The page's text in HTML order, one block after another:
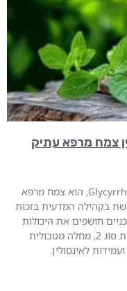
צמח מרפא עתיק
ליקוריץ, הידוע גם כשוש קירח או Glycyrrhiza glabra, הוא צמח מרפא
בקהילה המדעית בזכות
חושפים את היכולות
המרשימות של ליקוריץ בהתמודדות עם סוכרת סוג 2, מחלה מטבולית
לאינסולין.